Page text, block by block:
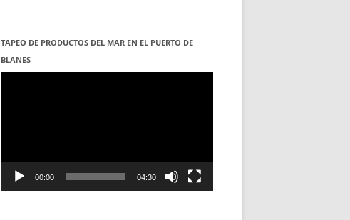
TAPEO DE PRODUCTOS DEL MAR EN EL PUERTO DE
BLANES
Reproductor
00:00 04:30